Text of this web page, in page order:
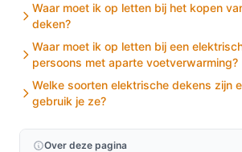
Waar moet ik op letten bij het kopen
deken?
Waar moet ik op letten bij een
persoons met aparte voetverwarming?
Welke soorten elektrische dekens zijn
gebruik je ze?
Over deze pagina